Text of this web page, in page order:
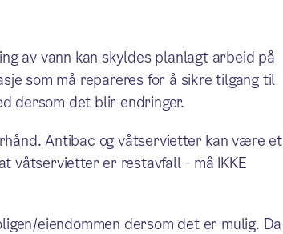
av vann kan skyldes planlagt arbeid på
som må repareres for å sikre tilgang til
dersom det blir endringer.
Antibac og våtservietter kan være et
våtservietter er restavfall - må IKKE
eiendommen dersom det er mulig. Da